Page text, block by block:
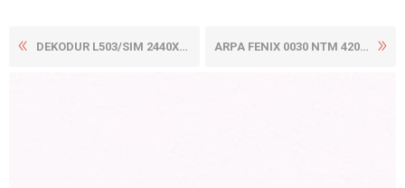
DEKODUR L503/SIM 2440X1220X... ARPA FENIX 0030 NTM 4200X16...